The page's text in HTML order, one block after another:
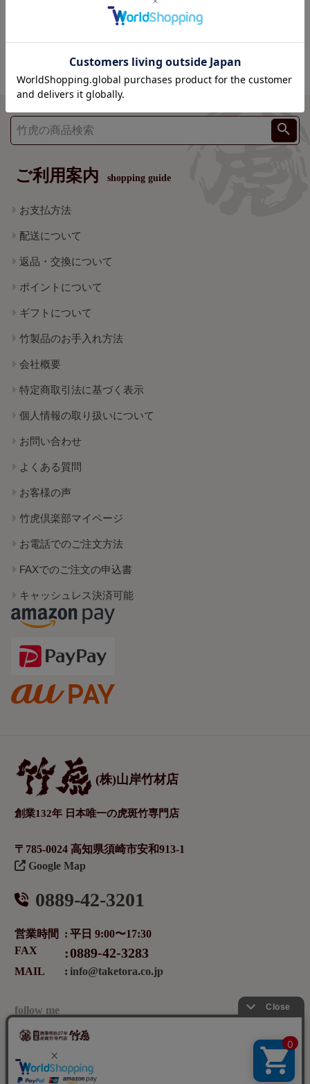
ご利用案内 shopping guide
お支払方法
配送について
返品・交換について
ポイントについて
ギフトについて
竹製品のお手入れ方法
会社概要
特定商取引法に基づく表示
個人情報の取り扱いについて
お問い合わせ
よくある質問
お客様の声
竹虎倶楽部マイページ
お電話でのご注文方法
FAXでのご注文の申込書
キャッシュレス決済可能
(株)山岸竹材店
創業132年 日本唯一の虎斑竹専門店
〒785-0024 高知県須崎市安和913-1
Google Map
0889-42-3201
営業時間
平日 9:00〜17:30
FAX
0889-42-3283
MAIL info@taketora.co.jp
follow me
メールマガジンの登録